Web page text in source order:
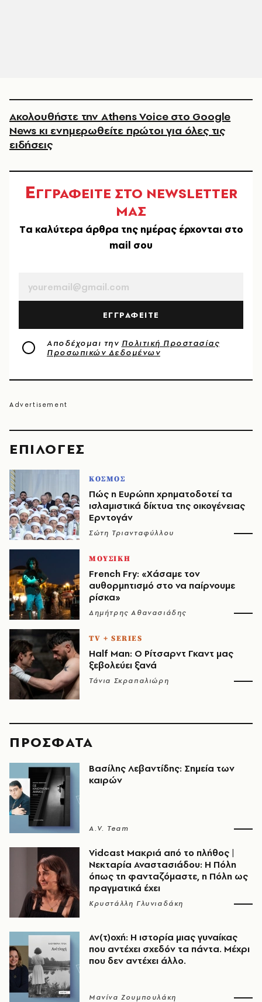
EΠΙΛΟΓΈΣ
ΚΟΣΜΟΣ
Πώς η Ευρώπη χρηματοδοτεί τα
ισλαμιστικά δίκτυα της οικογένειας
Ερντογάν
Σώτη Τριανταφύλλου
ΜΟΥΣΙΚΗ
French Fry: «Χάσαμε τον
αυθορμητισμό στο να παίρνουμε
ρίσκα»
Δημήτρης Αθανασιάδης
TV + SERIES
Half Man: Ο Ρίτσαρντ Γκαντ μας
ξεβολεύει ξανά
Τάνια Σκραπαλιώρη
Ακολουθήστε την Athens Voice στο Google
News κι ενημερωθείτε πρώτοι για όλες τις
ειδήσεις
ΕΓΓΡΑΦΕΙΤΕ ΣΤΟ NEWSLETTER
ΜΑΣ
Tα καλύτερα άρθρα της ημέρας έρχονται στο
mail σου
ΕΓΓΡΑΦΕΙΤΕ
Αποδέχομαι την Πολιτική Προστασίας
Προσωπικών Δεδομένων
ΠΡΟΣΦΑΤΑ
Βασίλης Λεβαντίδης: Σημεία των
καιρών
A.V. Team
Vidcast Μακριά από το πλήθος |
Νεκταρία Αναστασιάδου: Η Πόλη
όπως τη φανταζόμαστε, η Πόλη ως
πραγματικά έχει
Κρυστάλλη Γλυνιαδάκη
Αν(τ)οχή: Η ιστορία μιας γυναίκας
που αντέχει σχεδόν τα πάντα. Μέχρι
που δεν αντέχει άλλο.
Μανίνα Ζουμπουλάκη